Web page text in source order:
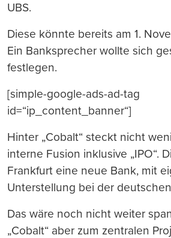
UBS.
Diese könnte bereits am 1.
Ein Banksprecher wollte sich
festlegen.
[simple-google-ads-ad-tag
id=“ip_content_banner“]
Hinter „Cobalt“ steckt nicht
interne Fusion inklusive „IPO“.
Frankfurt eine neue Bank, mit
Unterstellung bei der
Das wäre noch nicht weiter
„Cobalt“ aber zum zentralen